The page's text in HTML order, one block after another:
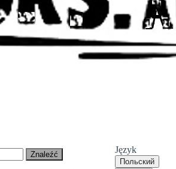
Język
Польский
Znaleźć